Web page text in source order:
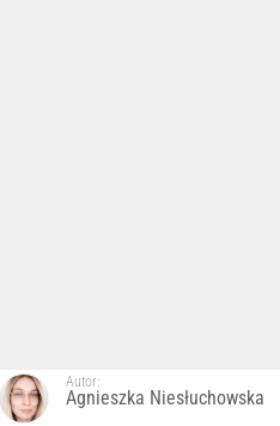
Autor:
Agnieszka Niesłuchowska